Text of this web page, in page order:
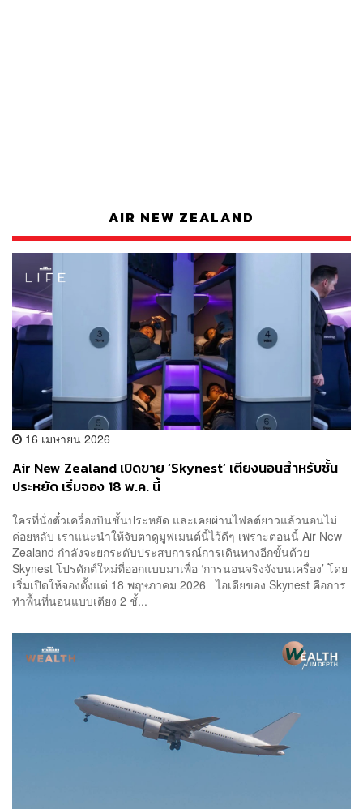
AIR NEW ZEALAND
16 เมษายน 2026
Air New Zealand เปิดขาย ‘Skynest’ เตียงนอนสำหรับชั้น
ประหยัด เริ่มจอง 18 พ.ค. นี้
ใครที่นั่งตั๋วเครื่องบินชั้นประหยัด และเคยผ่านไฟลต์ยาวแล้วนอนไม่
ค่อยหลับ เราแนะนำให้จับตาดูมูฟเมนต์นี้ไว้ดีๆ เพราะตอนนี้ Air New
Zealand กำลังจะยกระดับประสบการณ์การเดินทางอีกขั้นด้วย
Skynest โปรดักต์ใหม่ที่ออกแบบมาเพื่อ ‘การนอนจริงจังบนเครื่อง’ โดย
เริ่มเปิดให้จองตั้งแต่ 18 พฤษภาคม 2026 ไอเดียของ Skynest คือการ
ทำพื้นที่นอนแบบเตียง 2 ชั้...